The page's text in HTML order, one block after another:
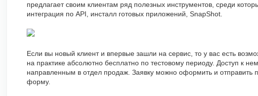
предлагает своим клиентам ряд полезных инструментов, среди
интеграция по API, инсталл готовых приложений, SnapShot.
Если вы новый клиент и впервые зашли на сервис, то у вас есть
на практике абсолютно бесплатно по тестовому периоду. Доступ к
направленным в отдел продаж. Заявку можно оформить и отправить
форму.